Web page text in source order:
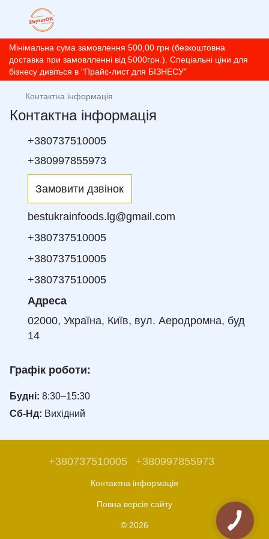
Мінімальна сума замовлення 500,00 грн (безкоштовна
доставка при замовлленні від 5000грн.). Спеціальні ціни для
бізнесу дивіться в "Прайс-лист для БІЗНЕСУ"
Контактна інформація
Контактна інформація
+380737510005
+380997855973
Замовити дзвінок
bestukrainfoods.lg@gmail.com
+380737510005
+380737510005
+380737510005
Адреса
02000, Україна, Київ, вул. Аеродромна, буд
14
Графік роботи:
Будні: 8:30–15:30
Сб-Нд: Вихідний
+380737510005 +380997855973
Контактна інформація
Повна версія сайту
© 2026